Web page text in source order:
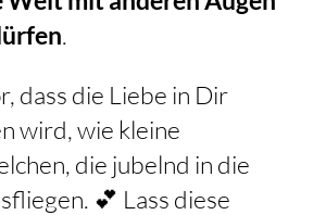
.
dass die Liebe in Dir
wird, wie kleine
die jubelnd in die
💕 Lass diese